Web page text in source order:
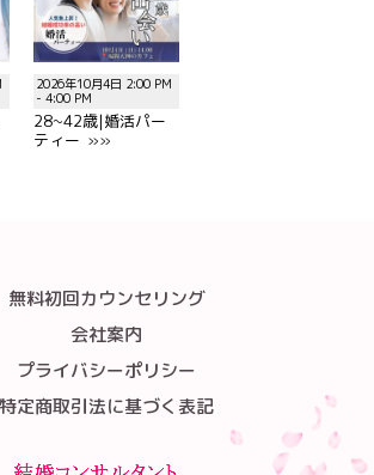
2026年10月4日 2:00 PM
- 4:00 PM
28~42歳|婚活パー
ティー »»
無料初回カウンセリング
会社案内
プライバシーポリシー
特定商取引法に基づく表記